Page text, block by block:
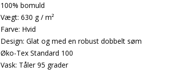
100% bomuld
Vægt: 630 g / m²
Farve: Hvid
Design: Glat og med en robust dobbelt søm
Øko-Tex Standard 100
Vask: Tåler 95 grader